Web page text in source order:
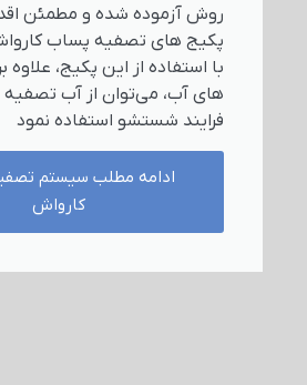
روش آزموده شده و مطمئن اقدام
پکیج های تصفیه پساب کارواش
با استفاده از این پکیج، علاوه بر
های آب، می‌توان از آب تصفیه
فرایند شستشو استفاده نمود
ادامه مطلب سیستم تصفیه
کارواش